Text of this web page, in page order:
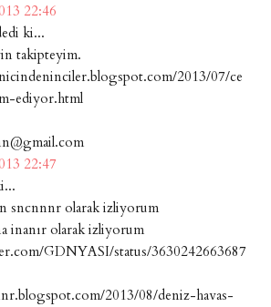
22:46
ki...
takipteyim.
2013/07/ce
ediyor.html
22:47
sncnnnr olarak izliyorum
inanır olarak izliyorum
GDNYASI/status/3630242663687
2013/08/deniz-havas-